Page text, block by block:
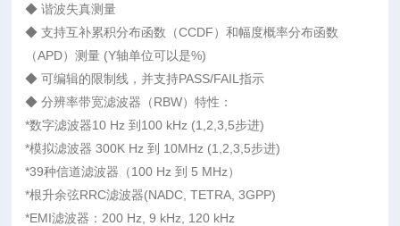
◆ 谐波失真测量
◆ 支持互补累积分布函数（CCDF）和幅度概率分布函数
（APD）测量 (Y轴单位可以是%)
◆ 可编辑的限制线，并支持PASS/FAIL指示
◆ 分辨率带宽滤波器（RBW）特性：
*数字滤波器10 Hz 到100 kHz (1,2,3,5步进)
*模拟滤波器 300K Hz 到 10MHz (1,2,3,5步进)
*39种信道滤波器（100 Hz 到 5 MHz）
*根升余弦RRC滤波器(NADC, TETRA, 3GPP)
*EMI滤波器：200 Hz, 9 kHz, 120 kHz